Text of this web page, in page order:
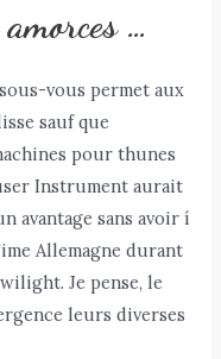
…
vous permet aux
sauf que
pour thunes
Instrument aurait
avantage sans avoir í
Allemagne durant
Je pense, le
leurs diverses